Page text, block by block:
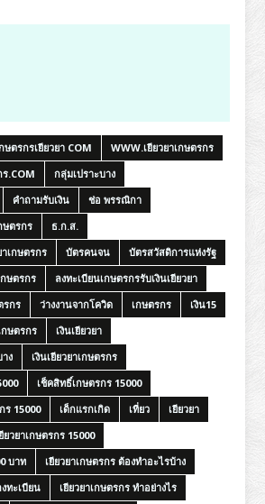
ษตรกรเยียวยา COM
WWW.เยียวยาเกษตรกร
ร.COM
กลุ่มเปราะบาง
คำถามรับเงิน
ช่อ พรรณิกา
ษตรกร
ธ.ก.ส.
เกษตรกร
บัตรคนจน
บัตรสวัสดิการแห่งรัฐ
ษตรกร
ลงทะเบียนเกษตรกรรับเงินเยียวยา
รกร
ว่างงานจากโควิด เกษตรกร
เงิน15
กษตรกร
เงินเยียวยา
ง
เงินเยียวยาเกษตรกร
เช็คสิทธิ์เกษตรกร 15000
ร 15000
เด็กแรกเกิด เที่ยว
เยียวยา
ยวยาเกษตรกร 15000
บาท
เยียวยาเกษตรกร ต้องทําอะไรบ้าง
ทะเบียน
เยียวยาเกษตรกร ทําอย่างไร